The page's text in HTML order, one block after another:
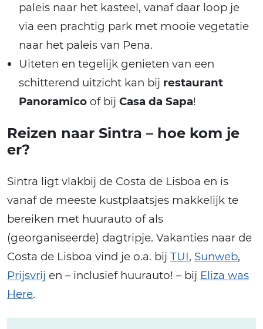
paleis naar het kasteel, vanaf daar loop je
via een prachtig park met mooie vegetatie
naar het paleis van Pena.
Uiteten en tegelijk genieten van een
schitterend uitzicht kan bij restaurant
Panoramico of bij Casa da Sapa!
Reizen naar Sintra – hoe kom je
er?
Sintra ligt vlakbij de Costa de Lisboa en is
vanaf de meeste kustplaatsjes makkelijk te
bereiken met huurauto of als
(georganiseerde) dagtripje. Vakanties naar de
Costa de Lisboa vind je o.a. bij TUI, Sunweb,
Prijsvrij en – inclusief huurauto! – bij Eliza was
Here.